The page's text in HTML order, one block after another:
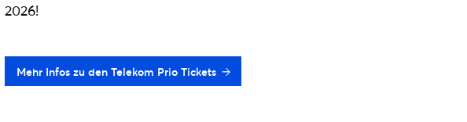
2026!
Mehr Infos zu den Telekom Prio Tickets